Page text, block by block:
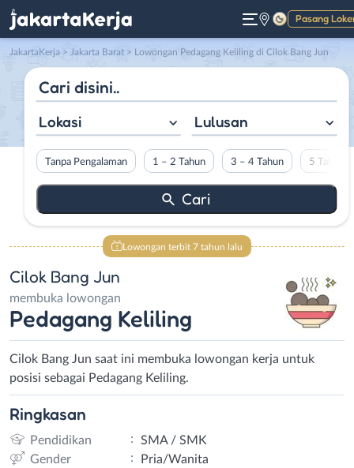
Pasang
Gelap
JakartaKerja > Jakarta Barat > Lowongan Pedagang Keliling di Cilok Bang Jun
Lokasi Lulusan
Tanpa Pengalaman 1 – 2 Tahun 3 – 4 Tahun 5 Tahun
Lowongan terbit 7 tahun lalu
Cilok Bang Jun
membuka lowongan
Pedagang Keliling
Cilok Bang Jun saat ini membuka lowongan kerja untuk
posisi sebagai Pedagang Keliling.
Ringkasan
Pendidikan :
SMA / SMK
Gender
:
Pria/Wanita